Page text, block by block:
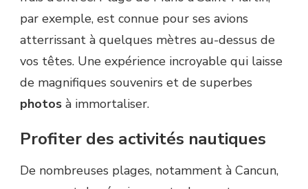
par exemple, est connue pour ses avions
atterrissant à quelques mètres au-dessus de
vos têtes. Une expérience incroyable qui laisse
de magnifiques souvenirs et de superbes
photos à immortaliser.
Profiter des activités nautiques
De nombreuses plages, notamment à Cancun,